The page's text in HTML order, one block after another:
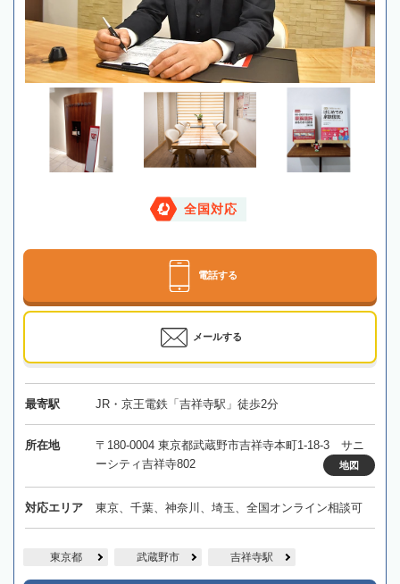
全国対応
電話する
メールする
最寄駅 JR・京王電鉄「吉祥寺駅」徒歩2分
所在地
〒180-0004 東京都武蔵野市吉祥寺本町1-18-3 サニ
ーシティ吉祥寺802
地図
対応エリア 東京、千葉、神奈川、埼玉、全国オンライン相談可
東京都 武蔵野市 吉祥寺駅